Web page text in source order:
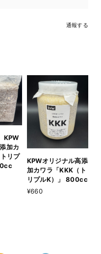
通報する
KPW
加カ
リプ
KPWオリジナル高添
加カワラ「KKK（ト
リプルK）」 800cc
¥660